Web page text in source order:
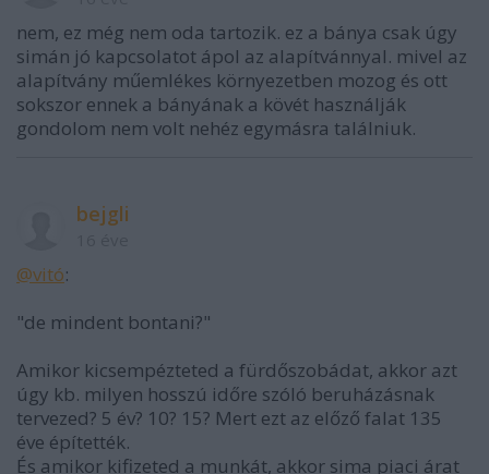
nem, ez még nem oda tartozik. ez a bánya csak úgy
simán jó kapcsolatot ápol az alapítvánnyal. mivel az
alapítvány műemlékes környezetben mozog és ott
sokszor ennek a bányának a kövét használják
gondolom nem volt nehéz egymásra találniuk.
bejgli
@vitó:
"de mindent bontani?"
Amikor kicsempézteted a fürdőszobádat, akkor azt
úgy kb. milyen hosszú időre szóló beruházásnak
tervezed? 5 év? 10? 15? Mert ezt az előző falat 135
éve építették.
És amikor kifizeted a munkát, akkor sima piaci árat